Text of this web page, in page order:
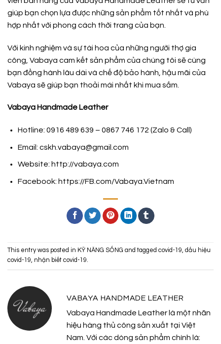
giúp bạn chọn lựa được những sản phẩm tốt nhất và phù
hợp nhất với phong cách thời trang của bạn.
Với kinh nghiệm và sự tài hoa của những người thợ gia
công, Vabaya cam kết sản phẩm của chúng tôi sẽ cùng
bạn đồng hành lâu dài và chế độ bảo hành, hậu mãi của
Vabaya sẽ giúp bạn thoải mái nhất khi mua sắm.
Vabaya Handmade Leather
Hotline: 0916 489 639 – 0867 746 172 (Zalo & Call)
Email: cskh.vabaya@gmail.com
Website: http://vabaya.com
Facebook: https://FB.com/Vabaya.Vietnam
This entry was posted in KỸ NĂNG SỐNG and tagged covid-19, dấu hiệu
covid-19, nhận biết covid-19.
VABAYA HANDMADE LEATHER
Vabaya Handmade Leather là một nhãn
hiệu hàng thủ công sản xuất tại Việt
Nam. Với các dòng sản phẩm chính là: